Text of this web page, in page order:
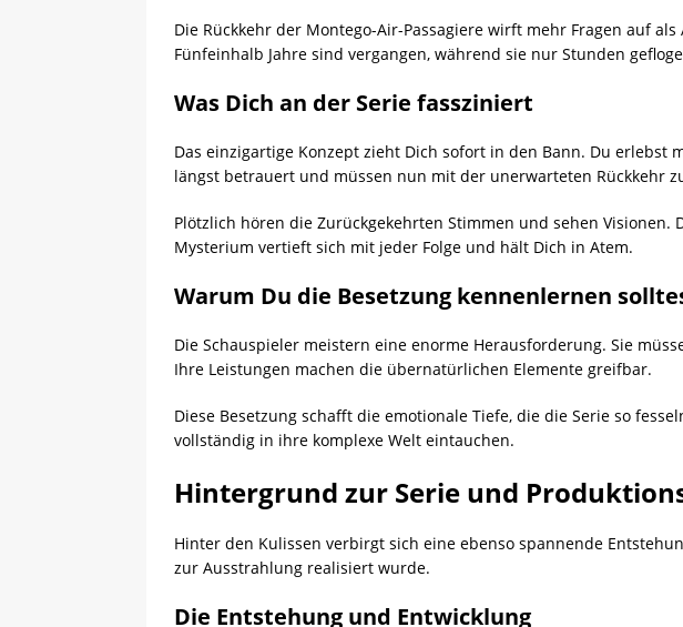
Die Rückkehr der Montego-Air-Passagiere wirft mehr Fragen auf
Fünfeinhalb Jahre sind vergangen, während sie nur Stunden
Was Dich an der Serie fassziniert
Das einzigartige Konzept zieht Dich sofort in den Bann. Du
längst betrauert und müssen nun mit der unerwarteten Rückkehr
Plötzlich hören die Zurückgekehrten Stimmen und sehen
Mysterium vertieft sich mit jeder Folge und hält Dich in Atem.
Warum Du die Besetzung kennenlernen
Die Schauspieler meistern eine enorme Herausforderung. Sie
Ihre Leistungen machen die übernatürlichen Elemente greifbar.
Diese Besetzung schafft die emotionale Tiefe, die die Serie so
vollständig in ihre komplexe Welt eintauchen.
Hintergrund zur Serie und
Hinter den Kulissen verbirgt sich eine ebenso spannende
zur Ausstrahlung realisiert wurde.
Die Entstehung und Entwicklung